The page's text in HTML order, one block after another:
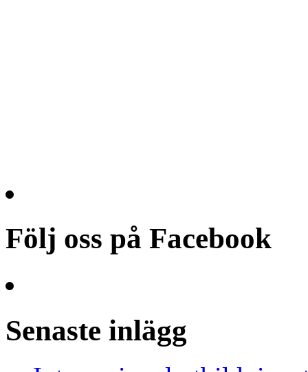
Följ oss på Facebook
Senaste inlägg